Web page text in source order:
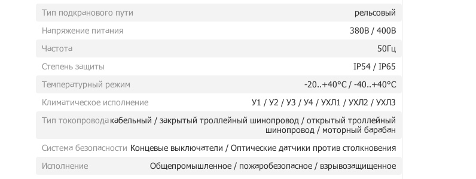
Тип подкранового пути
рельсовый
Напряжение питания
380В / 400В
Частота
50Гц
Степень защиты
IP54 / IP65
Температурный режим
-20..+40°C / -40..+40°C
Климатическое исполнение
У1 / У2 / У3 / У4 / УХЛ1 / УХЛ2 / УХЛ3
Тип токопроводакабельный / закрытый троллейный шинопровод / открытый троллейный
шинопровод / моторный барабан
Система безопасности Концевые выключатели / Оптические датчики против столкновения
Исполнение
Общепромышленное / пожаробезопасное / взрывозащищенное